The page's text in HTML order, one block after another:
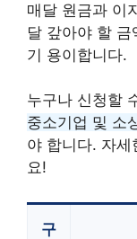
매달 원금과 이
달 갚아야 할
기 용이합니다.
누구나 신청할
중소기업 및 소
야 합니다. 자세
요!
구